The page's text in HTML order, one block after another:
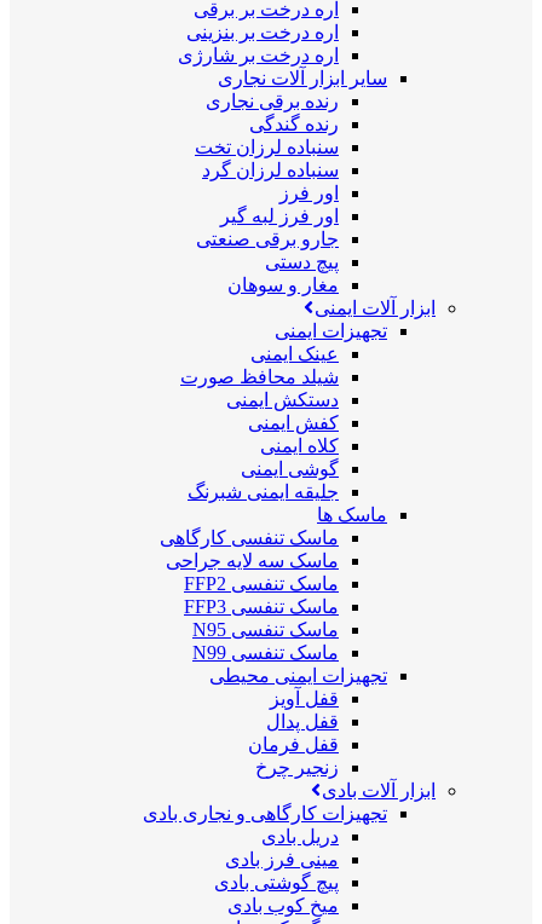
اره درخت بر برقی
اره درخت بر بنزینی
اره درخت بر شارژی
سایر ابزار آلات نجاری
رنده برقی نجاری
رنده گندگی
سنباده لرزان تخت
سنباده لرزان گرد
اور فرز
اور فرز لبه گیر
جارو برقی صنعتی
پیچ دستی
مغار و سوهان
ابزار آلات ایمنی
تجهیزات ایمنی
عینک ایمنی
شیلد محافظ صورت
دستکش ایمنی
کفش ایمنی
کلاه ایمنی
گوشی ایمنی
جلیقه ایمنی شبرنگ
ماسک ها
ماسک تنفسی کارگاهی
ماسک سه لایه جراحی
ماسک تنفسی FFP2
ماسک تنفسی FFP3
ماسک تنفسی N95
ماسک تنفسی N99
تجهیزات ایمنی محیطی
قفل آویز
قفل پدال
قفل فرمان
زنجیر چرخ
ابزار آلات بادی
تجهیزات کارگاهی و نجاری بادی
دریل بادی
مینی فرز بادی
پیچ گوشتی بادی
میخ کوب بادی